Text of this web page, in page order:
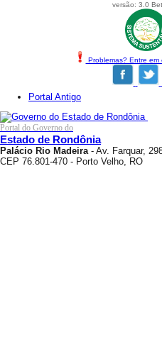
versão: 3.0
Problemas? Entre em
Portal Antigo
Portal do Governo do
Estado de Rondônia
Palácio Rio Madeira- Av. Farquar,
CEP 76.801-470 - Porto Velho, RO